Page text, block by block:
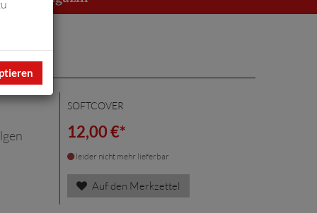
SOFTCOVER
12,00 €*
leider nicht mehr lieferbar
Auf den Merkzettel